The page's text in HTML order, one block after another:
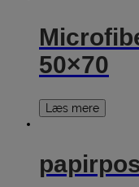
50×70
Læs mere